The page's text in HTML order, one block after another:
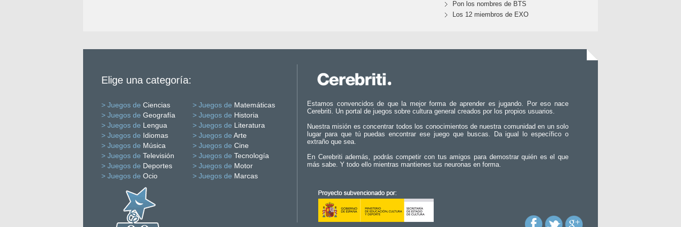
Pon los nombres de BTS
Los 12 miembros de EXO
Elige una categoría:
> Juegos de Ciencias > Juegos de Matemáticas
> Juegos de Geografía > Juegos de Historia
> Juegos de Lengua > Juegos de Literatura
> Juegos de Idiomas > Juegos de Arte
> Juegos de Música > Juegos de Cine
> Juegos de Televisión > Juegos de Tecnología
> Juegos de Deportes > Juegos de Motor
> Juegos de Ocio > Juegos de Marcas
Estamos convencidos de que la mejor forma de aprender es jugando. Por eso nace
Cerebriti. Un portal de juegos sobre cultura general creados por los propios usuarios.
Nuestra misión es concentrar todos los conocimientos de nuestra comunidad en un solo
lugar para que tú puedas encontrar ese juego que buscas. Da igual lo específico o
extraño que sea.
En Cerebriti además, podrás competir con tus amigos para demostrar quién es el que
más sabe. Y todo ello mientras mantienes tus neuronas en forma.